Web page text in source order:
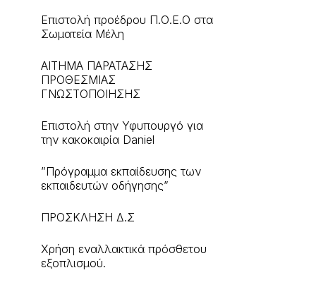
Επιστολή προέδρου Π.Ο.Ε.Ο στα
Σωματεία Μέλη
ΑΙΤΗΜΑ ΠΑΡΑΤΑΣΗΣ
ΠΡΟΘΕΣΜΙΑΣ
ΓΝΩΣΤΟΠΟΙΗΣΗΣ
Επιστολή στην Υφυπουργό για
την κακοκαιρία Daniel
”Πρόγραμμα εκπαίδευσης των
εκπαιδευτών οδήγησης”
ΠΡΟΣΚΛΗΣΗ Δ.Σ
Χρήση εναλλακτικά πρόσθετου
εξοπλισμού.